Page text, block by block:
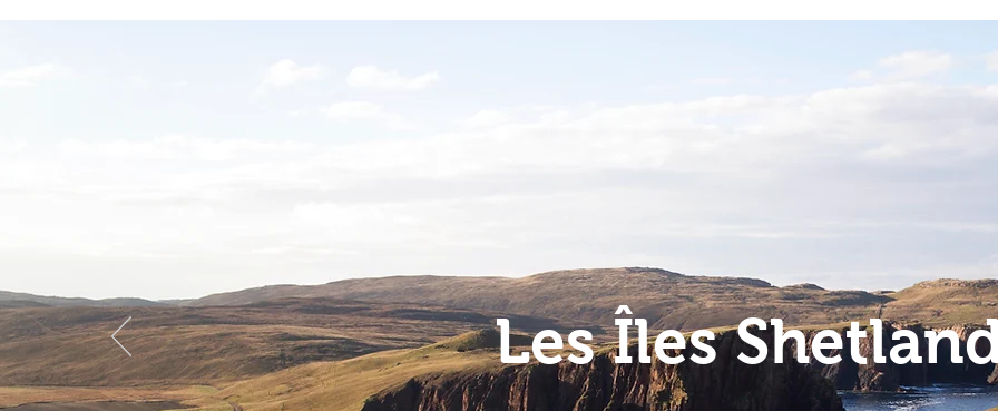
Les Îles